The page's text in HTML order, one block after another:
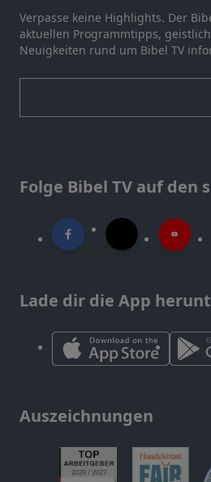
Verpasse keine Highlights. Der
aktuellen Programmtipps,
Neuigkeiten rund um Bibel TV
Folge Bibel TV auf den
Lade dir die App
Auszeichnungen